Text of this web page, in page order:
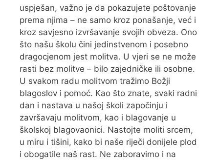
uspješan, važno je da pokazujete poštovanje
prema njima – ne samo kroz ponašanje, već i
kroz savjesno izvršavanje svojih obveza. Ono
što našu školu čini jedinstvenom i posebno
dragocjenom jest molitva. U vjeri se ne može
rasti bez molitve – bilo zajedničke ili osobne.
U svakom radu molitvom tražimo Božji
blagoslov i pomoć. Kao što znate, svaki radni
dan i nastava u našoj školi započinju i
završavaju molitvom, kao i blagovanje u
školskoj blagovaonici. Nastojte moliti srcem,
u miru i tišini, kako bi naše riječi donijele plod
i obogatile naš rast. Ne zaboravimo i na